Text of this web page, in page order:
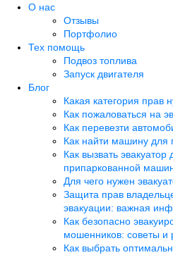
О нас
Отзывы
Портфолио
Тех помощь
Подвоз топлива
Запуск двигателя
Блог
Какая категория прав
Как пожаловаться на
Как перевезти
Как найти машину для
Как вызвать
припаркованной
Для чего нужен
Защита прав
эвакуации: важная
Как безопасно
мошенников: советы и
Как выбрать